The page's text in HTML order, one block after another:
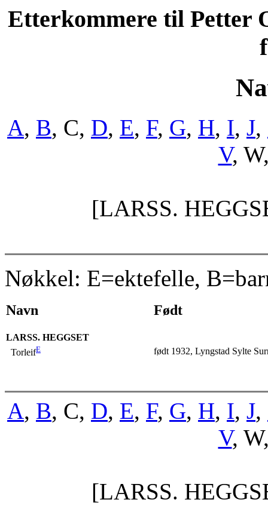
Etterkommere til Petter
A, B, C, D, E, F, G, H, I, J,
V,
[LARSS.
Nøkkel: E=ektefelle,
Navn Født
LARSS. HEGGSET
TorleifE født 1932, Lyngstad Sylte
A, B, C, D, E, F, G, H, I, J,
V,
[LARSS.